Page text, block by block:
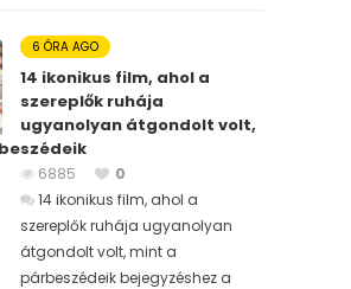
6 ÓRA AGO
14 ikonikus film, ahol a
szereplők ruhája
ugyanolyan átgondolt volt,
6885
0
14 ikonikus film, ahol a
szereplők ruhája ugyanolyan
átgondolt volt, mint a
párbeszédeik bejegyzéshez a